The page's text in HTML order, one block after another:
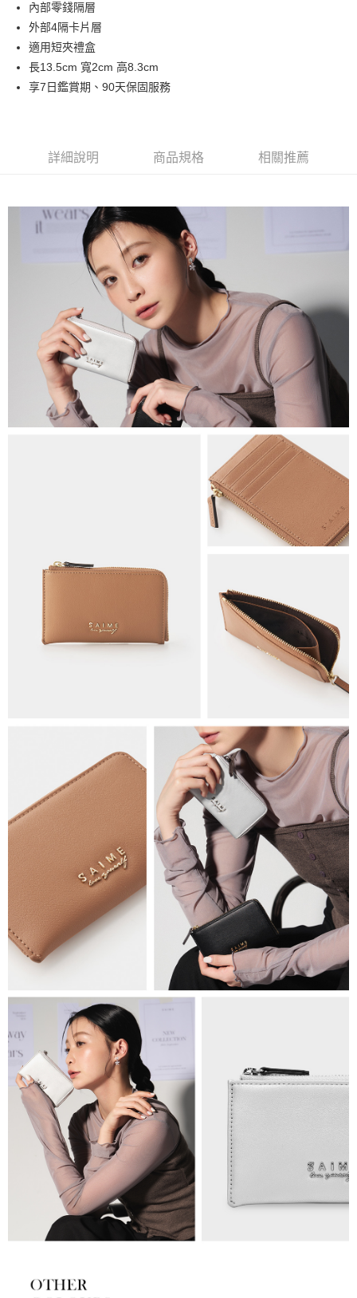
悠遊付
Google Pay
大哥付你分期
流程，驗證手機門號後，選擇欲分期的期數、繳款截止日，確認付款後即完
4.訂單成立30分鐘內，如未前往確認交易或遇審核未通過，訂單將自動取
消。如遇「轉專審核」未通過狀況，表示未達大哥付你分期系統評分，恕無
法說明評估內容。
【繳款方式說明】
1.分期款項不併入電信帳單，「大哥付你分期」於每月結算日後寄送繳費提
2.透過簡訊連結打開帳單後，可選擇「超商條碼／台灣大直營門市／銀行轉
帳／街口支付／iPASS MONEY」等通路繳費。
【注意事項】
1.本服務係由「台灣大哥大股份有限公司」（以下簡稱本公司）所提供，讓
用戶於交易時，得透過本服務購買商品或服務，並由商店將買賣／分期付款
買賣價金債權讓與本公司後，依約使用本公司帳單繳交帳款。
2.基於同意付款使用「大哥付你分期」之契約關係目的，商店將以您的個人
資料（包含姓名、電話或地址）提供予台灣大哥大進項蒐集、處理及利用，
由本公司與您本人進行分期帳單所需資料之確認、核對及更正。
https://oppay.tw/userRule
全家取貨付款
付款後全家取貨
每筆NT$80，滿NT$1,500(含以上)免運費
萊爾富取貨付款
每筆NT$80，滿NT$1,500(含以上)免運費
付款後萊爾富取貨
每筆NT$80，滿NT$1,500(含以上)免運費
7-11取貨付款
每筆NT$80，滿NT$1,500(含以上)免運費
付款後7-11取貨
每筆NT$100，滿NT$1,500(含以上)免運費
付款後門市自取
免運費
海外順豐配送 查看運費
內部零錢隔層
外部4隔卡片層
適用短夾禮盒
長13.5cm 寬2cm 高8.3cm
享7日鑑賞期、90天保固服務
詳細說明 商品規格 相關推薦